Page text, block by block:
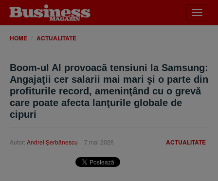
meniu
HOME ACTUALITATE
Boom-ul AI provoacă tensiuni la Samsung:
Angajaţii cer salarii mai mari şi o parte din
profiturile record, ameninţând cu o grevă
care poate afecta lanţurile globale de
cipuri
ACTUALITATE
Autor: Andrei Şerbănescu 7 mai 2026